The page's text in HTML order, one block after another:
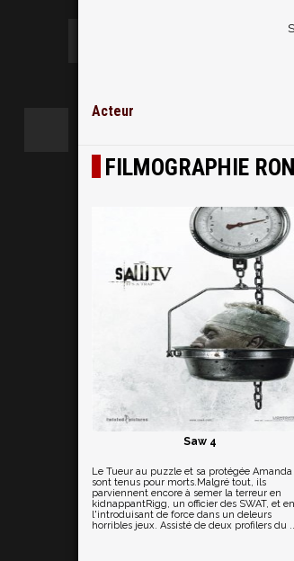
Acteur
FILMOGRAPHIE
Saw 4
Le Tueur au puzzle et sa protégée Amanda
sont tenus pour morts.Malgré tout, ils
parviennent encore à semer la terreur en
kidnappantRigg, un officier des SWAT, et en
l'introduisant de force dans un deleurs
horribles jeux. Assisté de deux profilers du